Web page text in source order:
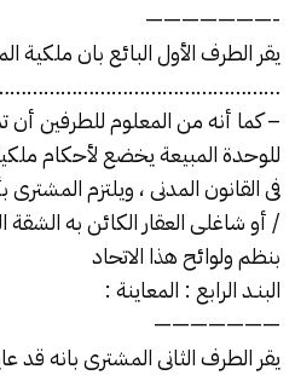
———————-
يقر الطرف الأول البائع بان
– كما أنه من المعلوم للطرفين أن
للوحدة المبيعة يخضع لأحكام
فى القانون المدنى ، ويلتزم
/ أو شاغلى العقار الكائن به الشقة
بنظم ولوائح هذا الاتحاد
البنـد الرابع : المعاينة :
———————
يقر الطرف الثانى المشترى بانه قد